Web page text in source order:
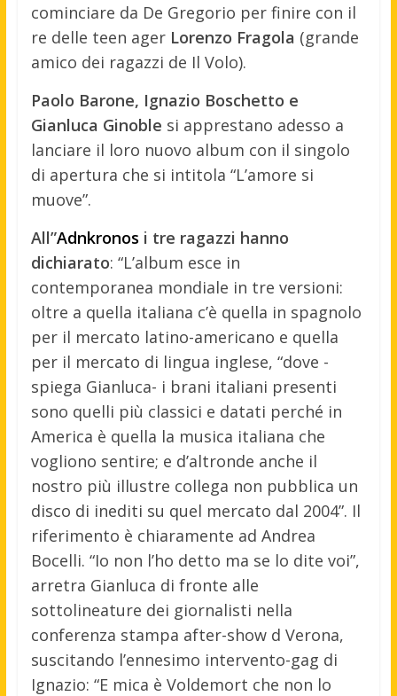
cominciare da De Gregorio per finire con il
re delle teen agerLorenzo Fragola (grande
amico dei ragazzi de Il Volo).
Paolo Barone, Ignazio Boschetto e
Gianluca Ginoble si apprestano adesso a
lanciare il loro nuovo album con il singolo
di apertura che si intitola “L’amore si
muove”.
All”Adnkronos i tre ragazzi hanno
dichiarato: “L’album esce in
contemporanea mondiale in tre versioni:
oltre a quella italiana c’è quella in spagnolo
per il mercato latino-americano e quella
per il mercato di lingua inglese, “dove -
spiega Gianluca- i brani italiani presenti
sono quelli più classici e datati perché in
America è quella la musica italiana che
vogliono sentire; e d’altronde anche il
nostro più illustre collega non pubblica un
disco di inediti su quel mercato dal 2004”. Il
riferimento è chiaramente ad Andrea
Bocelli. “Io non l’ho detto ma se lo dite voi”,
arretra Gianluca di fronte alle
sottolineature dei giornalisti nella
conferenza stampa after-show d Verona,
suscitando l’ennesimo intervento-gag di
Ignazio: “E mica è Voldemort che non lo